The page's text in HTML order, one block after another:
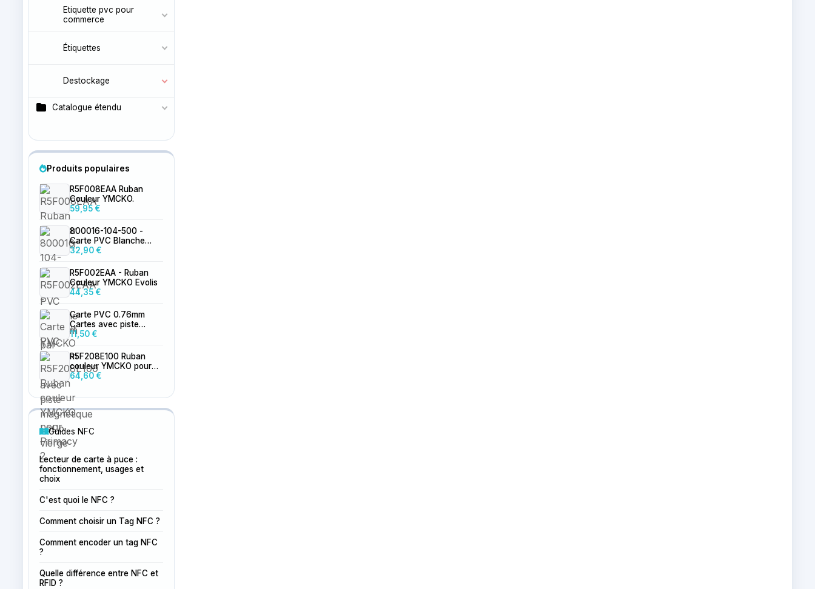
Etiquette pvc pour
commerce
Étiquettes
Destockage
Catalogue étendu
Produits populaires
R5F008EAA Ruban
Couleur YMCKO.
59,95 €
800016-104-500 -
Carte PVC Blanche
0.76mm par 500
32,90 €
R5F002EAA - Ruban
Couleur YMCKO Evolis
44,35 €
Carte PVC 0.76mm
Cartes avec piste
magnétique LoCo
vierge
11,50 €
R5F208E100 Ruban
couleur YMCKO pour
Primacy 2
64,60 €
Guides NFC
Lecteur de carte à puce :
fonctionnement, usages et
choix
C'est quoi le NFC ?
Comment choisir un Tag NFC ?
Comment encoder un tag NFC
?
Quelle différence entre NFC et
RFID ?